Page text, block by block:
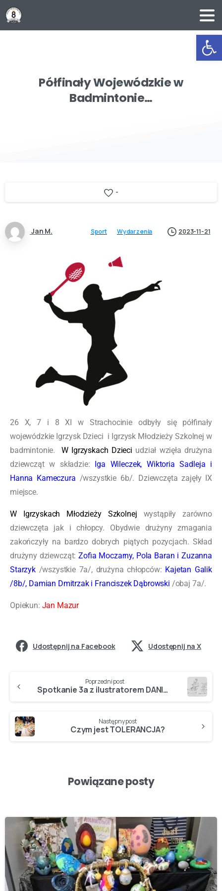
PółfinałyWojewódzkiew
Badmintonie…
-
Jan M. Sport Wydarzenia 2023-11-21
26 X, 7 i 8 XI w Strachocinie odbyły się półfinały
wojewódzkie Igrzysk Dzieci i Igrzysk Młodzieży Szkolnej w
badmintonie. W Igrzyskach Dzieci udział wzięła drużyna
dziewcząt w składzie: Iga Wileczek, Wiktoria Sadleja i
Hanna Kameczura /wszystkie 6b/. Dziewczęta zajęły IX
miejsce.
W Igrzyskach Młodzieży Szkolnej wystąpiły zarówno
dziewczęta jak i chłopcy. Obydwie drużyny zmagania
zakończyły na bardzo dobrych piątych pozycjach. Skład
drużyny dziewcząt:Zofia Moczarny, Pola Baran i Zuzanna
Starzyk/wszystkie 7a/, drużyna chłopców: Kajetan Galik
/8b/, Damian Dmitrzak i Franciszek Dąbrowski /obaj 7a/.
Opiekun: Jan Mazur
Udostępnij na Facebook Udostępnij na X
Poprzedni post
Spotkanie 3a z ilustratorem DANIELEM DE LATOUR…
Następny post
Czym jest TOLERANCJA?
Powiązane posty